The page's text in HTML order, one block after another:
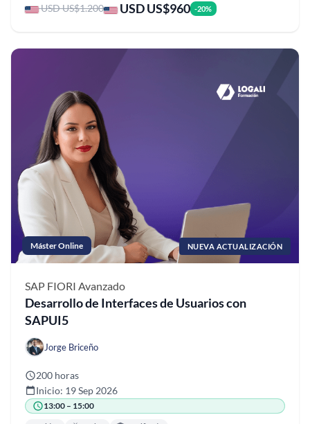
USD US$1.200 USD US$960 -20%
Máster Online NUEVA ACTUALIZACIÓN
SAP FIORI Avanzado
Desarrollo de Interfaces de Usuarios con
SAPUI5
Jorge Briceño
200 horas
Inicio: 19 Sep 2026
13:00 – 15:00